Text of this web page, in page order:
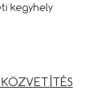
kegyhely